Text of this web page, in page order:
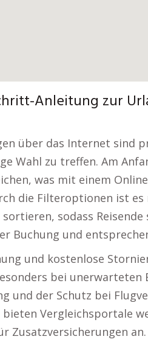
Anleitung zur
über das Internet sind
Wahl zu treffen. Am
was mit einem
die Filteroptionen ist es
sodass
Buchung und
und kostenlose
bei unerwarteten
und der Schutz bei
bieten Vergleichsportale
Zusatzversicherungen